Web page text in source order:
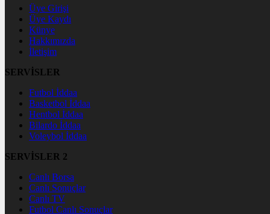
Üye Girişi
Üye Kaydı
Künye
Hakkımızda
İletişim
SERVİSLER
Futbol İddaa
Basketbol İddaa
Hentbol İddaa
Bilardo İddaa
Voleybol İddaa
SERVİSLER 2
Canlı Borsa
Canlı Sonuçlar
Canlı TV
Futbol Canlı Sonuçlar